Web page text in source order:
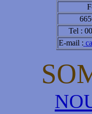
Tel :
E-mail :